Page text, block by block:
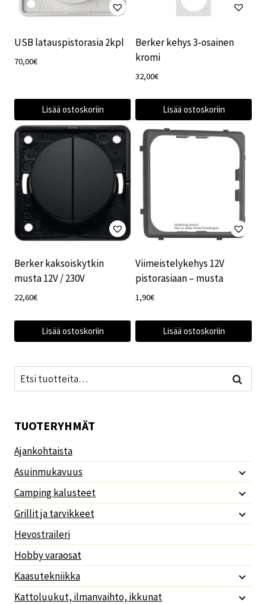
USB latauspistorasia 2kpl
70,00€
Lisää ostoskoriin
Berker kehys 3-osainen
kromi
32,00€
Lisää ostoskoriin
Berker kaksoiskytkin
musta 12V / 230V
22,60€
Lisää ostoskoriin
Viimeistelykehys 12V
pistorasiaan – musta
1,90€
Lisää ostoskoriin
Etsi: Haku
TUOTERYHMÄT
Ajankohtaista
Asuinmukavuus
Camping kalusteet
Grillit ja tarvikkeet
Hevostraileri
Hobby varaosat
Kaasutekniikka
Kattoluukut, ilmanvaihto, ikkunat